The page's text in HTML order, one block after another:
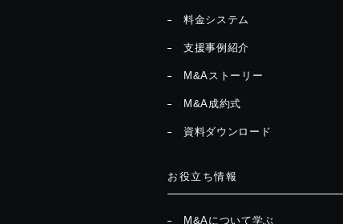
料金システム
支援事例紹介
M&Aストーリー
M&A成約式
資料ダウンロード
お役立ち情報
M&Aについて学ぶ